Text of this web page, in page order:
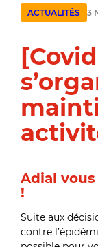
ACTUALITÉS 3
Adial
!
Suite aux
contre